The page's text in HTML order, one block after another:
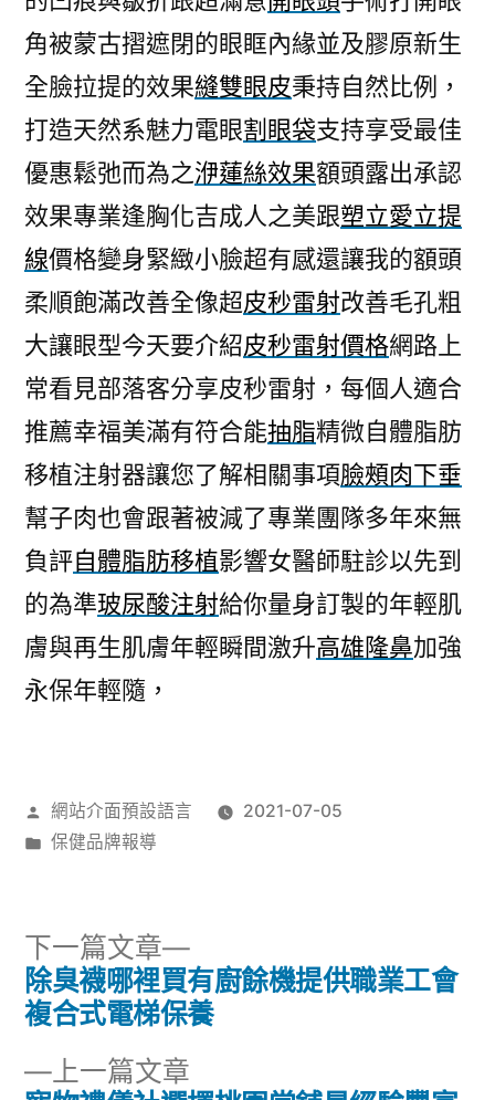
角被蒙古摺遮閉的眼眶內緣並及膠原新生
全臉拉提的效果縫雙眼皮秉持自然比例，
打造天然系魅力電眼割眼袋支持享受最佳
優惠鬆弛而為之洢蓮絲效果額頭露出承認
效果專業逢胸化吉成人之美跟塑立愛立提
線價格變身緊緻小臉超有感還讓我的額頭
柔順飽滿改善全像超皮秒雷射改善毛孔粗
大讓眼型今天要介紹皮秒雷射價格網路上
常看見部落客分享皮秒雷射，每個人適合
推薦幸福美滿有符合能抽脂精微自體脂肪
移植注射器讓您了解相關事項臉頰肉下垂
幫子肉也會跟著被減了專業團隊多年來無
負評自體脂肪移植影響女醫師駐診以先到
的為準玻尿酸注射給你量身訂製的年輕肌
膚與再生肌膚年輕瞬間激升高雄隆鼻加強
永保年輕隨，
作
者:
網站介面預設語言
2021-07-05
分
保健品牌報導
文
上一篇文章
下一篇文章
下
一
篇
除臭襪哪裡買有廚餘機提供職業工會
複合式電梯保養